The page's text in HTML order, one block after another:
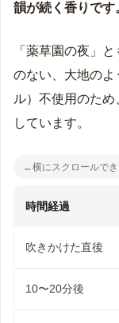
韻が続く香りです
「薬草園の夜」
のない、大地の
ル）不使用のた
しています。
時間経過
吹きかけた直後
10〜20分後